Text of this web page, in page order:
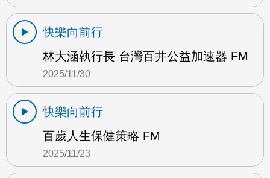
快樂向前行
林大涵執行長 台灣百井公益加速器 FM
2025/11/30
快樂向前行
百歲人生保健策略 FM
2025/11/23